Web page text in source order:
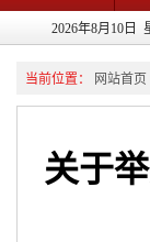
2026年8月10日
当前位置： 网站首页
关于